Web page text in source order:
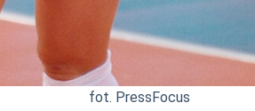
fot. PressFocus